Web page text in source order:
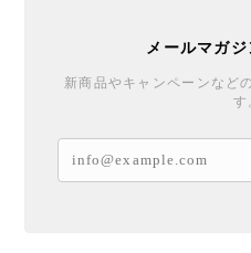
メールマガ
新商品やキャンペーンなど
す